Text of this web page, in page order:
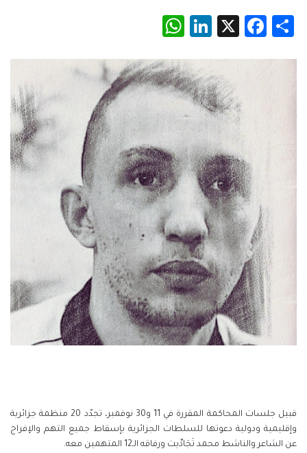
Share
Facebook
X
LinkedIn
قبيل جلسات المحاكمة المقررة في 11 و30 نوفمبر، تجدّد 20 منظمة جزائرية
وإقليمية ودولية دعوتها للسلطات الجزائرية بإسقاط جميع التهم والإفراج
عن الشاعر والناشط محمد تَجَادِّيت ورفاقه الـ12 المتهمين معه.